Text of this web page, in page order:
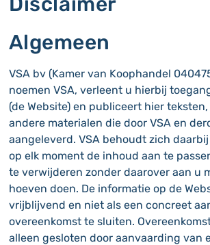
Algemeen
VSA bv (Kamer van Koophandel
noemen VSA, verleent u hierbij
(de Website) en publiceert hier
andere materialen die door VSA en
aangeleverd. VSA behoudt zich
op elk moment de inhoud aan te
te verwijderen zonder daarover aan u
hoeven doen. De informatie op de
vrijblijvend en niet als een concreet
overeenkomst te sluiten.
alleen gesloten door aanvaarding van